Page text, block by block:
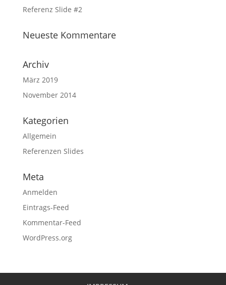
Referenz Slide #2
Neueste Kommentare
Archiv
März 2019
November 2014
Kategorien
Allgemein
Referenzen Slides
Meta
Anmelden
Eintrags-Feed
Kommentar-Feed
WordPress.org